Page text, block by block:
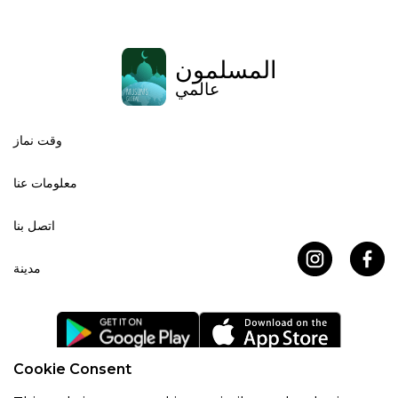
Cookie Consent
المسلمون
عالمي
وقت نماز
معلومات عنا
اتصل بنا
مدينة